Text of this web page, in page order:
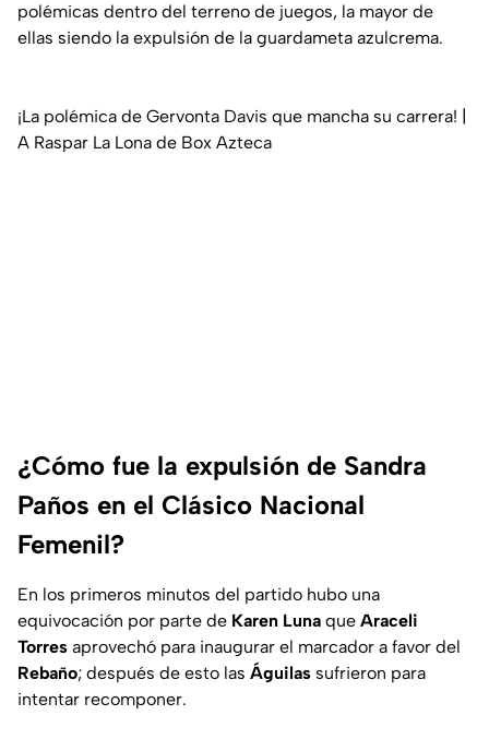
polémicas dentro del terreno de juegos, la mayor de
ellas siendo la expulsión de la guardameta azulcrema.
¡La polémica de Gervonta Davis que mancha su carrera! |
A Raspar La Lona de Box Azteca
¿Cómo fue la expulsión de Sandra
Paños en el Clásico Nacional
Femenil?
En los primeros minutos del partido hubo una
equivocación por parte de Karen Luna que Araceli
Torres aprovechó para inaugurar el marcador a favor del
Rebaño; después de esto las Águilas sufrieron para
intentar recomponer.